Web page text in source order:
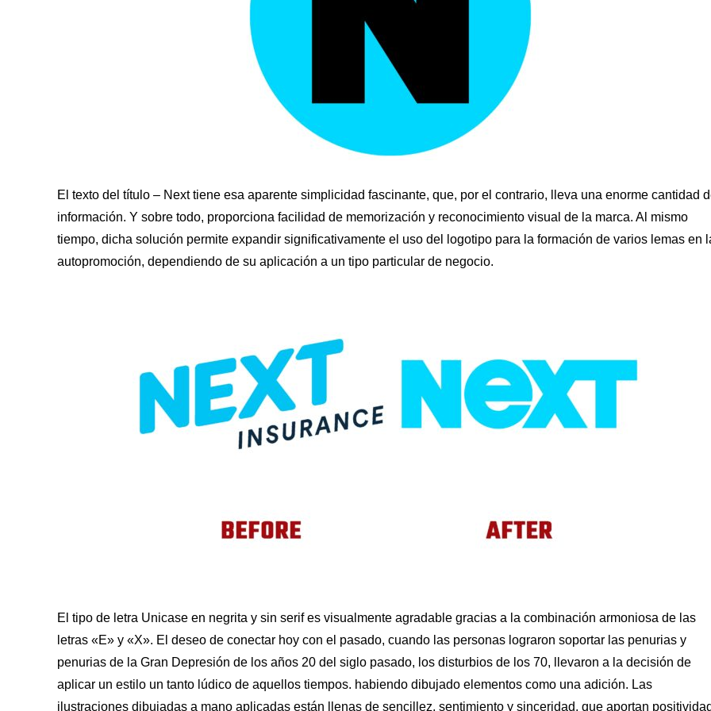
El texto del título – Next tiene esa aparente simplicidad fascinante, que, por el contrario, lleva una enorme cantidad
información. Y sobre todo, proporciona facilidad de memorización y reconocimiento visual de la marca. Al mismo
tiempo, dicha solución permite expandir significativamente el uso del logotipo para la formación de varios lemas en
autopromoción, dependiendo de su aplicación a un tipo particular de negocio.
El tipo de letra Unicase en negrita y sin serif es visualmente agradable gracias a la combinación armoniosa de las
letras «E» y «X». El deseo de conectar hoy con el pasado, cuando las personas lograron soportar las penurias y
penurias de la Gran Depresión de los años 20 del siglo pasado, los disturbios de los 70, llevaron a la decisión de
aplicar un estilo un tanto lúdico de aquellos tiempos. habiendo dibujado elementos como una adición. Las
ilustraciones dibujadas a mano aplicadas están llenas de sencillez, sentimiento y sinceridad, que aportan